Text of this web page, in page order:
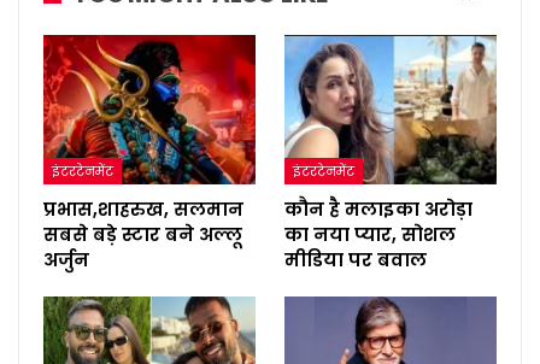
इंटरटेनमेंट
प्रभास,शाहरुख, सलमान
सबसे बड़े स्टार बने अल्लू
अर्जुन
इंटरटेनमेंट
कौन है मलाइका अरोड़ा
का नया प्यार, सोशल
मीडिया पर बवाल